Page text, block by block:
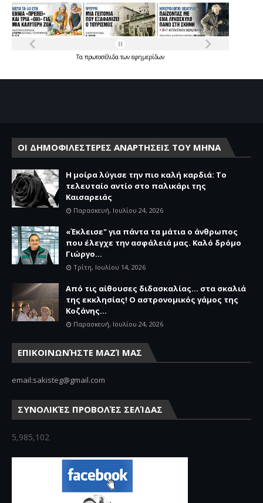
Τα πρωτοσέλιδατων εφημερίδων
ΟΙ ΔΗΜΟΦΙΛΕΣΤΕΡΕΣ ΑΝΑΡΤΗΣΕΙΣ ΤΟΥ ΜΗΝΑ
Η μοίρα λύγισε την πιο καλή καρδιά: Το
τελευταίο αντίο στο παλικάρι της
Καισαρειάς
Παρασκευή, Ιουλίου 24, 2026
«Έκλεισε" για πάντα τα μάτια ο άνθρωπος
που έλεγχε την ασφάλειά μας. Καλό δρόμο
Γιώργο...
Τρίτη, Ιουλίου 14, 2026
Από τις αίθουσες διδασκαλίας… στα σκαλιά
της εκκλησίας! Ο αστρονομικός γάμος της
Κοζάνης...
Παρασκευή, Ιουλίου 24, 2026
ΕΠΙΚΟΙΝΩΝΉΣΤΕ ΜΑΖΊ ΜΑΣ
email:sakisteg@gmail.com
ΣΥΝΟΛΙΚΈΣ ΠΡΟΒΟΛΈΣ ΣΕΛΊΔΑΣ
5,985,102